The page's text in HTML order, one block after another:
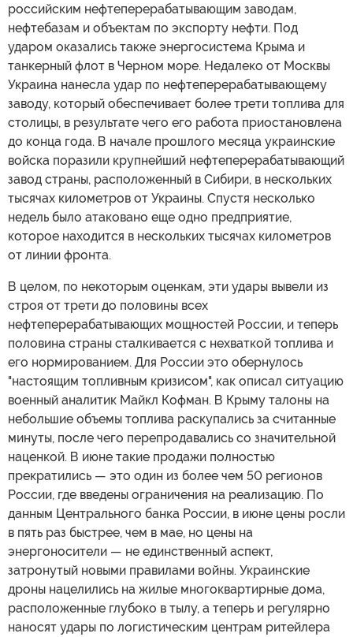
российским нефтеперерабатывающим заводам,
нефтебазам и объектам по экспорту нефти. Под
ударом оказались также энергосистема Крыма и
танкерный флот в Черном море. Недалеко от Москвы
Украина нанесла удар по нефтеперерабатывающему
заводу, который обеспечивает более трети топлива для
столицы, в результате чего его работа приостановлена
до конца года. В начале прошлого месяца украинские
войска поразили крупнейший нефтеперерабатывающий
завод страны, расположенный в Сибири, в нескольких
тысячах километров от Украины. Спустя несколько
недель было атаковано еще одно предприятие,
которое находится в нескольких тысячах километров
от линии фронта.
В целом, по некоторым оценкам, эти удары вывели из
строя от трети до половины всех
нефтеперерабатывающих мощностей России, и теперь
половина страны сталкивается с нехваткой топлива и
его нормированием. Для России это обернулось
"настоящим топливным кризисом", как описал ситуацию
военный аналитик Майкл Кофман. В Крыму талоны на
небольшие объемы топлива раскупались за считанные
минуты, после чего перепродавались со значительной
наценкой. В июне такие продажи полностью
прекратились — это один из более чем 50 регионов
России, где введены ограничения на реализацию. По
данным Центрального банка России, в июне цены росли
в пять раз быстрее, чем в мае, но цены на
энергоносители — не единственный аспект,
затронутый новыми правилами войны. Украинские
дроны нацелились на жилые многоквартирные дома,
расположенные глубоко в тылу, а теперь и регулярно
наносят удары по логистическим центрам ритейлера